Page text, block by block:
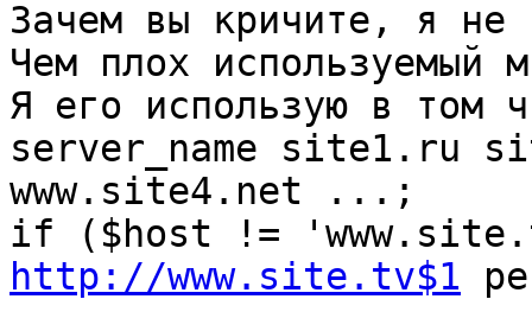
Зачем вы кричите, я не
Чем плох используемый
Я его использую в том
server_name site1.ru
www.site4.net ...;
http://www.site.tv$1